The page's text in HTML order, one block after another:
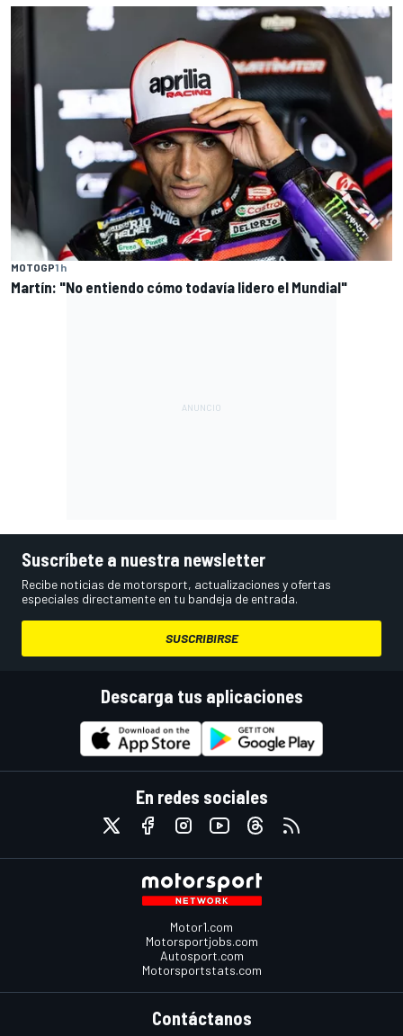
MOTOGP1 h
Martín: "No entiendo cómo todavía lidero el Mundial"
Suscríbete a nuestra newsletter
Recibe noticias de motorsport, actualizaciones y ofertas
especiales directamente en tu bandeja de entrada.
SUSCRIBIRSE
Descarga tus aplicaciones
En redes sociales
Motor1.com
Motorsportjobs.com
Autosport.com
Motorsportstats.com
Contáctanos